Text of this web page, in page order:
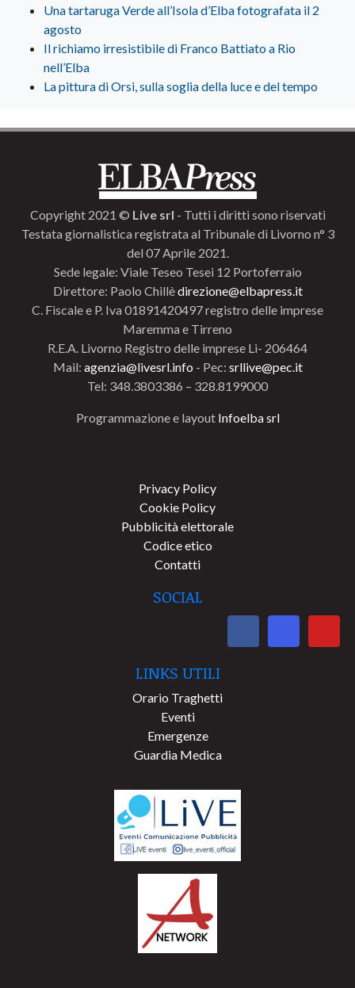
Una tartaruga Verde all’Isola d’Elba fotografata il 2
agosto
Il richiamo irresistibile di Franco Battiato a Rio
nell’Elba
La pittura di Orsi, sulla soglia della luce e del tempo
Copyright 2021 © Live srl - Tutti i diritti sono riservati
Testata giornalistica registrata al Tribunale di Livorno n° 3
del 07 Aprile 2021.
Sede legale: Viale Teseo Tesei 12 Portoferraio
Direttore: Paolo Chillèdirezione@elbapress.it
C. Fiscale e P. Iva 01891420497 registro delle imprese
Maremma e Tirreno
R.E.A. Livorno Registro delle imprese Li- 206464
Mail: agenzia@livesrl.info - Pec: srllive@pec.it
Tel: 348.3803386 – 328.8199000
Programmazione e layout Infoelba srl
Privacy Policy
Cookie Policy
Pubblicità elettorale
Codice etico
Contatti
SOCIAL
LINKS UTILI
Orario Traghetti
Eventi
Emergenze
Guardia Medica